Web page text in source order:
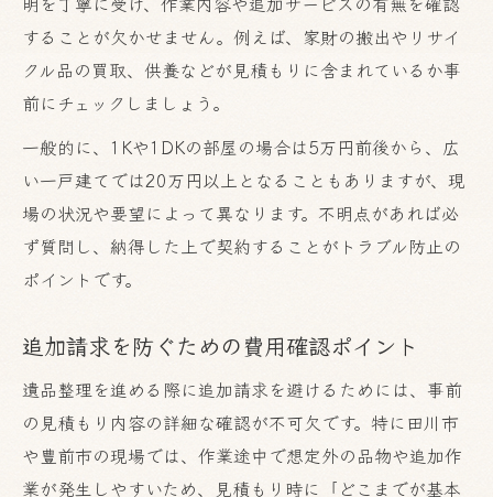
することが欠かせません。例えば、家財の搬出やリサイ
クル品の買取、供養などが見積もりに含まれているか事
前にチェックしましょう。
一般的に、1Kや1DKの部屋の場合は5万円前後から、広
い一戸建てでは20万円以上となることもありますが、現
場の状況や要望によって異なります。不明点があれば必
ず質問し、納得した上で契約することがトラブル防止の
ポイントです。
追加請求を防ぐための費用確認ポイント
遺品整理を進める際に追加請求を避けるためには、事前
の見積もり内容の詳細な確認が不可欠です。特に田川市
や豊前市の現場では、作業途中で想定外の品物や追加作
業が発生しやすいため、見積もり時に「どこまでが基本